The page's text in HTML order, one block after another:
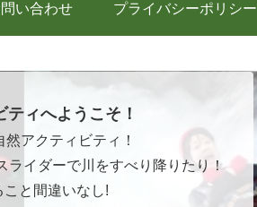
い合わせ プライバシーポリシー
ティへようこそ！
アクティビティ！
ライダーで川をすべり降りたり！
と間違いなし!